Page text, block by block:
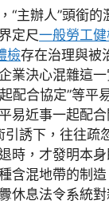
“主辦人”頭銜
定尺一般勞工
檢存在治理與被
業決心混雜這
配合協定”等
易近事一起配
引誘下，往往疏
時，才發明本
含混地帶的制
休息法令系統